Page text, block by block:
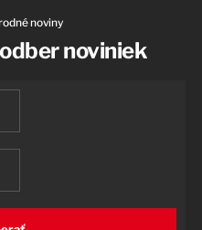
noviny
noviniek